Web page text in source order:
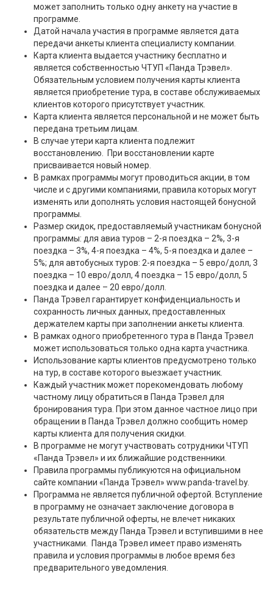
может заполнить только одну анкету на участие в
программе.
Датой начала участия в программе является дата
передачи анкеты клиента специалисту компании.
Карта клиента выдается участнику бесплатно и
является собственностью ЧТУП «Панда Трэвел».
Обязательным условием получения карты клиента
является приобретение тура, в составе обслуживаемых
клиентов которого присутствует участник.
Карта клиента является персональной и не может быть
передана третьим лицам.
В случае утери карта клиента подлежит
восстановлению. При восстановлении карте
присваивается новый номер.
В рамках программы могут проводиться акции, в том
числе и с другими компаниями, правила которых могут
изменять или дополнять условия настоящей бонусной
программы.
Размер скидок, предоставляемый участникам бонусной
программы: для авиа туров – 2-я поездка – 2%, 3-я
поездка – 3%, 4-я поездка – 4%, 5-я поездка и далее –
5%; для автобусных туров: 2-я поездка – 5 евро/долл, 3
поездка – 10 евро/долл, 4 поездка – 15 евро/долл, 5
поездка и далее – 20 евро/долл.
Панда Трэвел гарантирует конфиденциальность и
сохранность личных данных, предоставленных
держателем карты при заполнении анкеты клиента.
В рамках одного приобретенного тура в Панда Трэвел
может использоваться только одна карта участника.
Использование карты клиентов предусмотрено только
на тур, в составе которого выезжает участник.
Каждый участник может порекомендовать любому
частному лицу обратиться в Панда Трэвел для
бронирования тура. При этом данное частное лицо при
обращении в Панда Трэвел должно сообщить номер
карты клиента для получения скидки.
В программе не могут участвовать сотрудники ЧТУП
«Панда Трэвел» и их ближайшие родственники.
Правила программы публикуются на официальном
сайте компании «Панда Трэвел» www.panda-travel.by.
Программа не является публичной офертой. Вступление
в программу не означает заключение договора в
результате публичной оферты, не влечет никаких
обязательств между Панда Трэвел и вступившими в нее
участниками. Панда Трэвел имеет право изменять
правила и условия программы в любое время без
предварительного уведомления.